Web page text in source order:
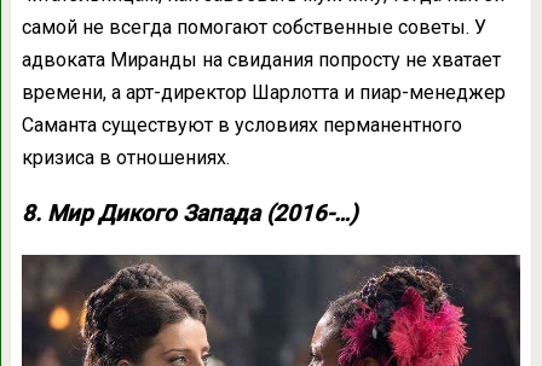
самой не всегда помогают собственные советы. У
адвоката Миранды на свидания попросту не хватает
времени, а арт-директор Шарлотта и пиар-менеджер
Саманта существуют в условиях перманентного
кризиса в отношениях.
8. Мир Дикого Запада (2016-…)